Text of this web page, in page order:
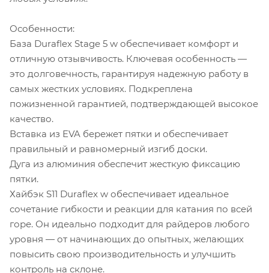
Особенности:
База Duraflex Stage 5 w обеспечивает комфорт и
отличную отзывчивость. Ключевая особенность —
это долговечность, гарантируя надежную работу в
самых жестких условиях. Подкреплена
пожизненной гарантией, подтверждающей высокое
качество.
Вставка из EVA бережет пятки и обеспечивает
правильный и равномерный изгиб доски.
Дуга из алюминия обеспечит жесткую фиксацию
пятки.
Хайбэк S11 Duraflex w обеспечивает идеальное
сочетание гибкости и реакции для катания по всей
горе. Он идеально подходит для райдеров любого
уровня — от начинающих до опытных, желающих
повысить свою производительность и улучшить
контроль на склоне.